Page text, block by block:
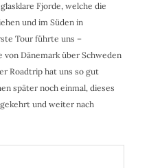
Fjorde, welche die
und im Süden in
Tour führte uns –
von Dänemark über Schweden
Roadtrip hat uns so gut
später noch einmal, dieses
und weiter nach